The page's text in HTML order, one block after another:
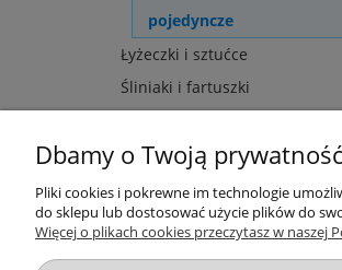
pojedyncze
Łyżeczki i sztućce
Śliniaki i fartuszki
Przydatne linki
Nowości
Dbamy o Twoją prywatność
Pliki cookies i pokrewne im technologie
do sklepu lub dostosować użycie plików do
Więcej o plikach cookies przeczytasz w naszej